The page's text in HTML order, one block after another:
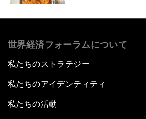
世界経済フォーラムについて
私たちのストラテジー
私たちのアイデンティティ
私たちの活動